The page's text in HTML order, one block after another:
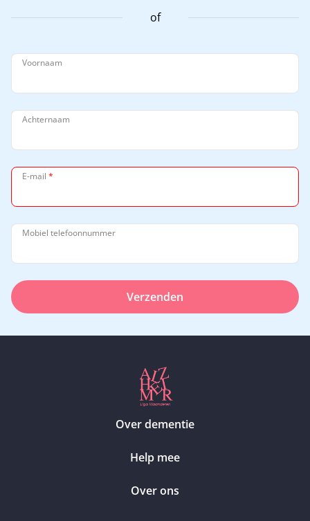
of
Voornaam
Achternaam
E-mail *
Mobiel telefoonnummer
Verzenden
Over dementie
Help mee
Over ons